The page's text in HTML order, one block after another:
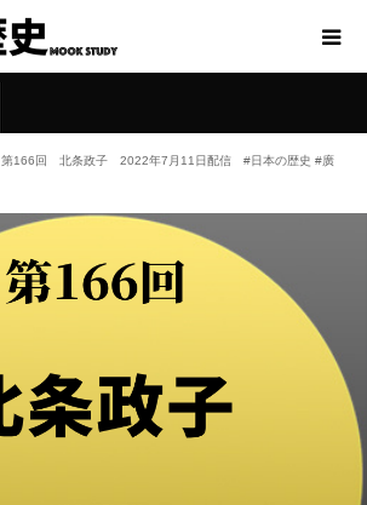
第166回 北条政子 2022年7月11日配信 #日本の歴史 #廣